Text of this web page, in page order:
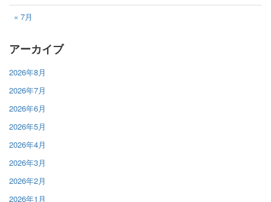
« 7月
アーカイブ
2026年8月
2026年7月
2026年6月
2026年5月
2026年4月
2026年3月
2026年2月
2026年1月